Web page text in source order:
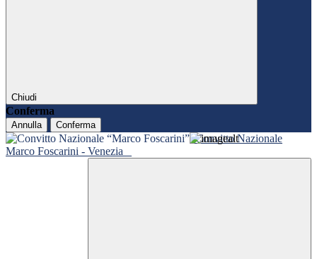
Chiudi
Conferma
Annulla Conferma
Convitto Nazionale
Marco Foscarini - Venezia